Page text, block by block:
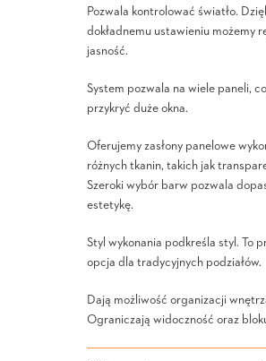
Pozwala kontrolować światło.
dokładnemu ustawieniu możemy
jasność.
System pozwala na wiele paneli,
przykryć duże okna.
Oferujemy zasłony panelowe
różnych tkanin, takich jak
Szeroki wybór barw pozwala
estetykę.
Styl wykonania podkreśla styl. To
opcja dla tradycyjnych podziałów.
Dają możliwość organizacji
Ograniczają widoczność oraz